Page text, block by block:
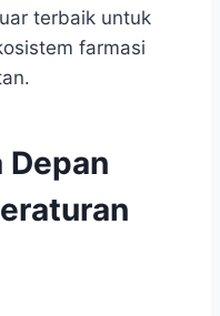
terbaik untuk
farmasi